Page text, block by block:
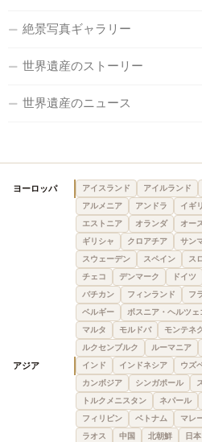
絶景写真ギャラリー
世界遺産のストーリー
世界遺産のニュース
ヨーロッパ アイスランド アイルランド
アルメニア
アンドラ イギ
エストニア
オランダ オー
ギリシャ
クロアチア サン
スウェーデン
スペイン ス
チェコ
デンマーク ドイツ
バチカン
フィンランド フ
ベルギー
ボスニア・ヘルツェ
マルタ
モルドバ モンテネ
ルクセンブルク
ルーマニア
アジア インド インドネシア ウズ
カンボジア
シンガポール
トルクメニスタン
ネパール
フィリピン
ベトナム マレ
ラオス
中国 北朝鮮 日本